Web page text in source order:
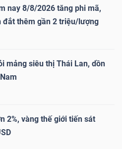
nay 8/8/2026 tăng phi mã,
đắt thêm gần 2 triệu/lượng
mảng siêu thị Thái Lan, dồn
2%, vàng thế giới tiến sát